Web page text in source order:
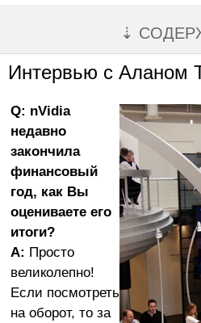
⇣
Интервью с Аланом
Q: nVidia
недавно
закончила
финансовый
год, как Вы
оцениваете его
итоги?
A: Просто
великолепно!
Если посмотреть
на оборот, то за